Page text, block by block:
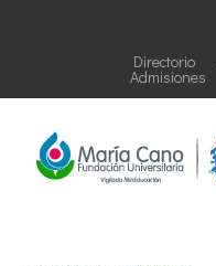
Directorio
Admisiones